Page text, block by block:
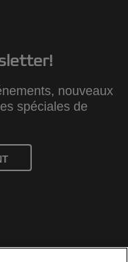
nouveaux
spéciales de